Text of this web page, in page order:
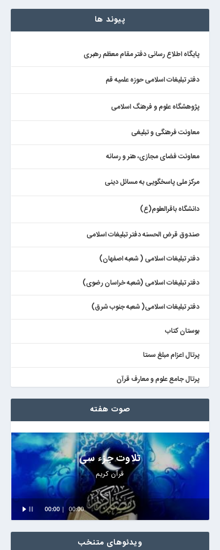
پیوند ها
پایگاه اطلاع رسانی دفتر مقام معظم رهبری
دفتر تبلیغات اسلامی حوزه علمیه قم
پژوهشگاه علوم و فرهنگ اسلامی
معاونت فرهنگی و تبلیغی
معاونت فضای مجازی، هنر و رسانه
مرکز ملی پاسخگویی به مسائل دینی
دانشگاه باقرالعلوم(ع)
صندوق قرض الحسنه دفتر تبلیغات اسلامی
دفتر تبلیغات اسلامی ( شعبه اصفهان)
دفتر تبلیغات اسلامی (شعبه خراسان رضوی)
دفتر تبلیغات اسلامی( شعبه جنوب شرق)
بوستان کتاب
پرتال اعزام مبلغ سمتا
پرتال جامع علوم و معارف قرآن
صوت هفته
تلاوت جزء سی
قرآن کریم
00:00 00:00
ویدئوهای متنخب